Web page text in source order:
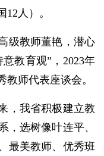
人）。
级教师董艳，潜心
教育观”，2023年
教师代表座谈会。
，我省积极建立教
，选树像叶连平、
最美教师、优秀班